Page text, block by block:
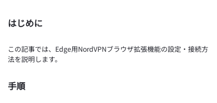
はじめに
この記事では、Edge用NordVPNブラウザ拡張機能の設定・接続方
法を説明します。
手順